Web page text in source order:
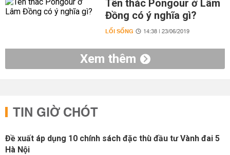
Tên thác Pongour ở Lâm
Đồng có ý nghĩa gì?
LỐI SỐNG 14:38 | 23/06/2019
Xem thêm
TIN GIỜ CHÓT
Đề xuất áp dụng 10 chính sách đặc thù đầu tư Vành đai 5
Hà Nội